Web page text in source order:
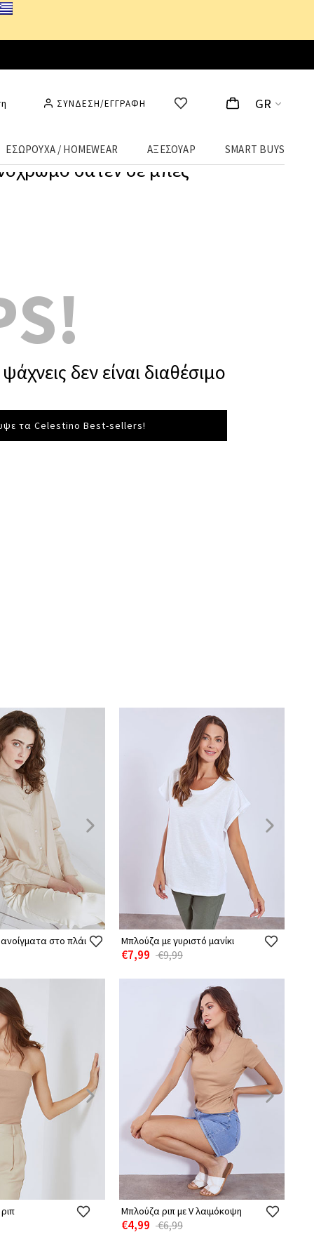
ΣΥΝΔΕΣΗ/ΕΓΓΡΑΦΗ GR
ΕΣΩΡΟΥΧΑ / HOMEWEAR ΑΞΕΣΟΥΑΡ SMART BUYS
σατέν σε μπεζ
δεν είναι διαθέσιμο
τα Celestino Best-sellers!
στο πλάι Μπλούζα με γυριστό μανίκι
€7,99 €9,99
Μπλούζα ριπ με V λαιμόκοψη
€4,99 €6,99